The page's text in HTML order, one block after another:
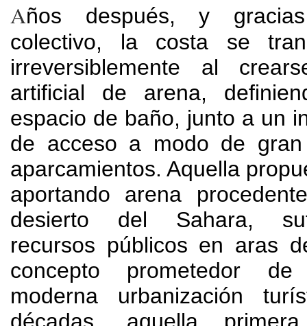
Años después, y
colectivo, la costa se
irreversiblemente al
artificial de arena,
espacio de baño, junto a un
de acceso a modo de
aparcamientos. Aquella
aportando arena
desierto del Sahara,
recursos públicos en aras
concepto prometedor
moderna urbanización